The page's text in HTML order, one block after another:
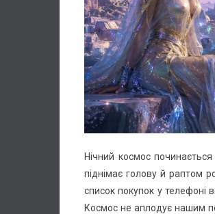
Нічний космос
піднімає голову й раптом
список покупок у телефоні
Космос не аплодує нашим